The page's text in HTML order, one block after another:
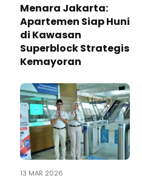
Menara Jakarta:
Apartemen Siap Huni
di Kawasan
Superblock Strategis
Kemayoran
13 MAR 2026